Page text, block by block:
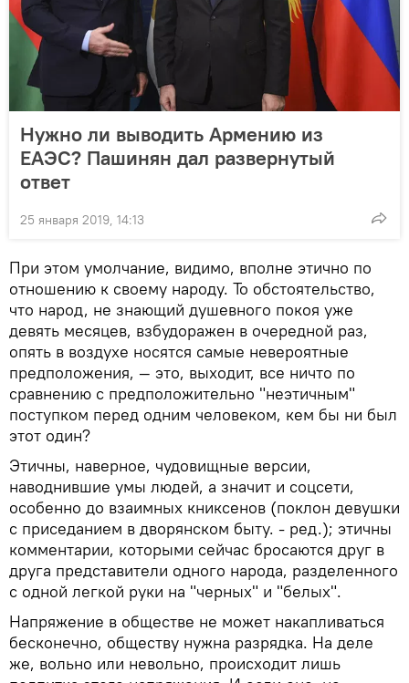
Нужно ли выводить Армению из
ЕАЭС? Пашинян дал развернутый
ответ
25 января 2019, 14:13
При этом умолчание, видимо, вполне этично по
отношению к своему народу. То обстоятельство,
что народ, не знающий душевного покоя уже
девять месяцев, взбудоражен в очередной раз,
опять в воздухе носятся самые невероятные
предположения, — это, выходит, все ничто по
сравнению с предположительно "неэтичным"
поступком перед одним человеком, кем бы ни был
этот один?
Этичны, наверное, чудовищные версии,
наводнившие умы людей, а значит и соцсети,
особенно до взаимных книксенов (поклон девушки
с приседанием в дворянском быту. - ред.); этичны
комментарии, которыми сейчас бросаются друг в
друга представители одного народа, разделенного
с одной легкой руки на "черных" и "белых".
Напряжение в обществе не может накапливаться
бесконечно, обществу нужна разрядка. На деле
же, вольно или невольно, происходит лишь